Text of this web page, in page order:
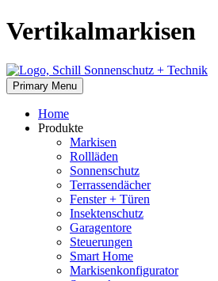
Skip
to
Vertikalmarkisen
Primary Menu
Home
Produkte
Markisen
Rollläden
Sonnenschutz
Terrassendächer
Fenster + Türen
Insektenschutz
Garagentore
Steuerungen
Smart Home
Markisenkonfigurator